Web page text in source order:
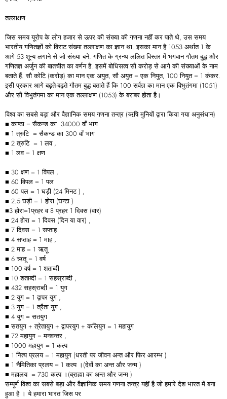
तल्लाक्षण
जिस समय यूरोप के लोग हजार से ऊपर की संख्या की गणना नहीं कर पाते थे, उस समय
भारतीय गणितज्ञों को विराट संख्या तल्लाक्षण का ज्ञान था. इसका मान है 1053 अर्थात 1 के
आगे 53 शून्य लगाने से जो संख्या बने. गणित के ग्रन्थ ललित विस्तर में भगवान गौतम बुद्ध और
गणितज्ञ अर्जुन की बातचीत का वर्णन है. इसमें बोधिसत्व सौ करोड़ से आगे की संख्याओं के नाम
बताते हैं. सौ कोटि (करोड़) का मान एक अयुत, सौ अयुत = एक नियुत, 100 नियुत = 1 कंकर.
इसी प्रकार आगे बढ़ते-बढ़ते गौतम बुद्ध बताते हैं कि 100 सर्वज्ञ का मान एक विभुतंगमा (1051)
और सौ विभुतंगमा का मान एक तल्लाक्षण (1053) के बराबर होता है।
विश्व का सबसे बड़ा और वैज्ञानिक समय गणना तन्त्र (ऋषि मुनियों द्वारा किया गया अनुसंधान)
■ काष्ठा = सैकन्ड का 34000 वाँ भाग
■ 1 त्रुटि = सैकन्ड का 300 वाँ भाग
■ 2 त्रुटि = 1 लव ,
■ 1 लव = 1 क्षण
■ 30 क्षण = 1 विपल ,
■ 60 विपल = 1 पल
■ 60 पल = 1 घड़ी (24 मिनट ) ,
■ 2.5 घड़ी = 1 होरा (घन्टा )
■3 होरा=1प्रहर व 8 प्रहर 1 दिवस (वार)
■ 24 होरा = 1 दिवस (दिन या वार) ,
■ 7 दिवस = 1 सप्ताह
■ 4 सप्ताह = 1 माह ,
■ 2 माह = 1 ऋतू
■ 6 ऋतू = 1 वर्ष
■ 100 वर्ष = 1 शताब्दी
■ 10 शताब्दी = 1 सहस्राब्दी ,
■ 432 सहस्राब्दी = 1 युग
■ 2 युग = 1 द्वापर युग ,
■ 3 युग = 1 त्रैता युग ,
■ 4 युग = सतयुग
■ सतयुग + त्रेतायुग + द्वापरयुग + कलियुग = 1 महायुग
■ 72 महायुग = मनवन्तर ,
■ 1000 महायुग = 1 कल्प
■ 1 नित्य प्रलय = 1 महायुग (धरती पर जीवन अन्त और फिर आरम्भ )
■ 1 नैमितिका प्रलय = 1 कल्प ।(देवों का अन्त और जन्म )
■ महालय = 730 कल्प ।(ब्राह्मा का अन्त और जन्म )
सम्पूर्ण विश्व का सबसे बड़ा और वैज्ञानिक समय गणना तन्त्र यहीं है जो हमारे देश भारत में बना
हुआ है । ये हमारा भारत जिस पर